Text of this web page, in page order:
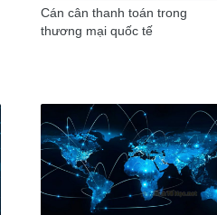
Cán cân thanh toán trong
thương mại quốc tế